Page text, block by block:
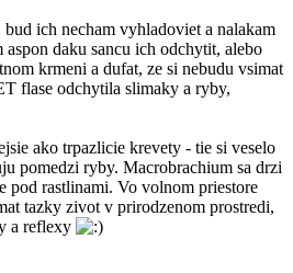
ich necham vyhladoviet a nalakam
aspon daku sancu ich odchytit, alebo
krmeni a dufat, ze si nebudu vsimat
flase odchytila slimaky a ryby,
ako trpazlicie krevety - tie si veselo
pomedzi ryby. Macrobrachium sa drzi
pod rastlinami. Vo volnom priestore
tazky zivot v prirodzenom prostredi,
a reflexy